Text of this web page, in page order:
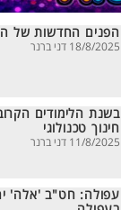
הפנים החדשות של
18/8/2025 דני ברנר
בשנת הלימודים
חינוך טכנולוגי
11/8/2025 דני ברנר
עפולה: חט"ב 'אלה'